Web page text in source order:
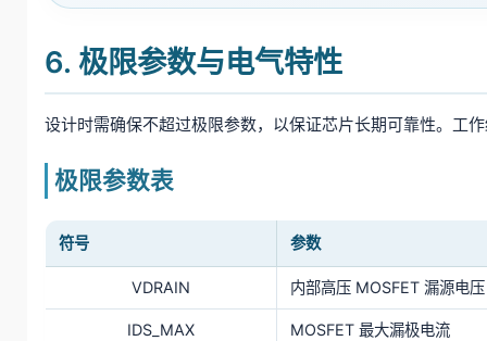
6. 极限参数与电气特性
设计时需确保不超过极限参数，以保证芯片长期可靠性。
极限参数表
符号 参数
VDRAIN 内部高压 MOSFET 漏源电压
IDS_MAX MOSFET 最大漏极电流